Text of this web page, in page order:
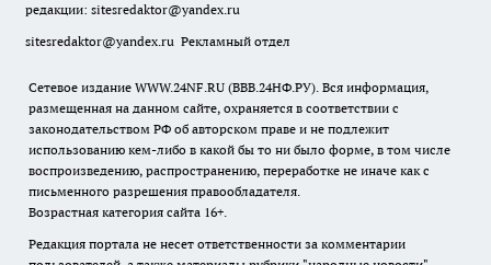
редакции: sitesredaktor@yandex.ru
sitesredaktor@yandex.ru Рекламный отдел
Сетевое издание WWW.24NF.RU (ВВВ.24НФ.РУ). Вся информация,
размещенная на данном сайте, охраняется в соответствии с
законодательством РФ об авторском праве и не подлежит
использованию кем-либо в какой бы то ни было форме, в том числе
воспроизведению, распространению, переработке не иначе как с
письменного разрешения правообладателя.
Возрастная категория сайта 16+.
Редакция портала не несет ответственности за комментарии